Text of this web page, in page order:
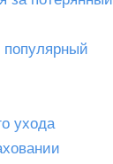
ухода